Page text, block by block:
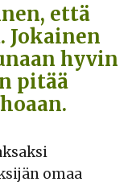
että
Jokainen
hyvin
pitää
omaa